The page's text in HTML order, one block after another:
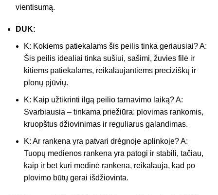
vientisumą.
DUK:
K: Kokiems patiekalams šis peilis tinka geriausiai? A:
Šis peilis idealiai tinka sušiui, sašimi, žuvies filė ir
kitiems patiekalams, reikalaujantiems preciziškų ir
plonų pjūvių.
K: Kaip užtikrinti ilgą peilio tarnavimo laiką? A:
Svarbiausia – tinkama priežiūra: plovimas rankomis,
kruopštus džiovinimas ir reguliarus galandimas.
K: Ar rankena yra patvari drėgnoje aplinkoje? A:
Tuopų medienos rankena yra patogi ir stabili, tačiau,
kaip ir bet kuri medinė rankena, reikalauja, kad po
plovimo būtų gerai išdžiovinta.